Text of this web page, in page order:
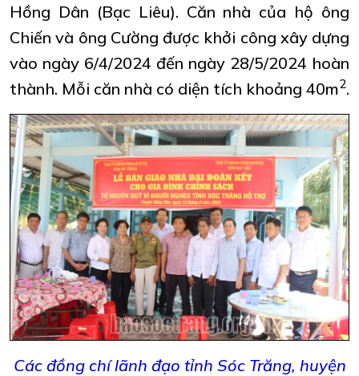
Hồng Dân (Bạc Liêu). Căn nhà của hộ ông
Chiến và ông Cường được khởi công xây dựng
vào ngày 6/4/2024 đến ngày 28/5/2024 hoàn
thành. Mỗi căn nhà có diện tích khoảng 40m2.
Các đồng chí lãnh đạo tỉnh Sóc Trăng, huyện